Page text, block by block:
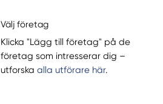
Välj företag
Klicka "Lägg till företag" på de
företag som intresserar dig –
utforskaalla utförare här.